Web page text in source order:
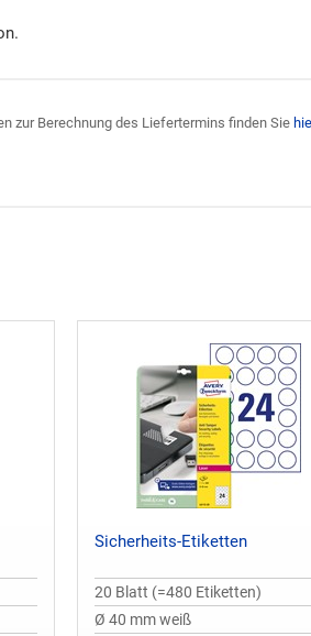
zur Berechnung des Liefertermins finden Sie
Sicherheits-Etiketten
20 Blatt (=480 Etiketten)
Ø 40 mm weiß